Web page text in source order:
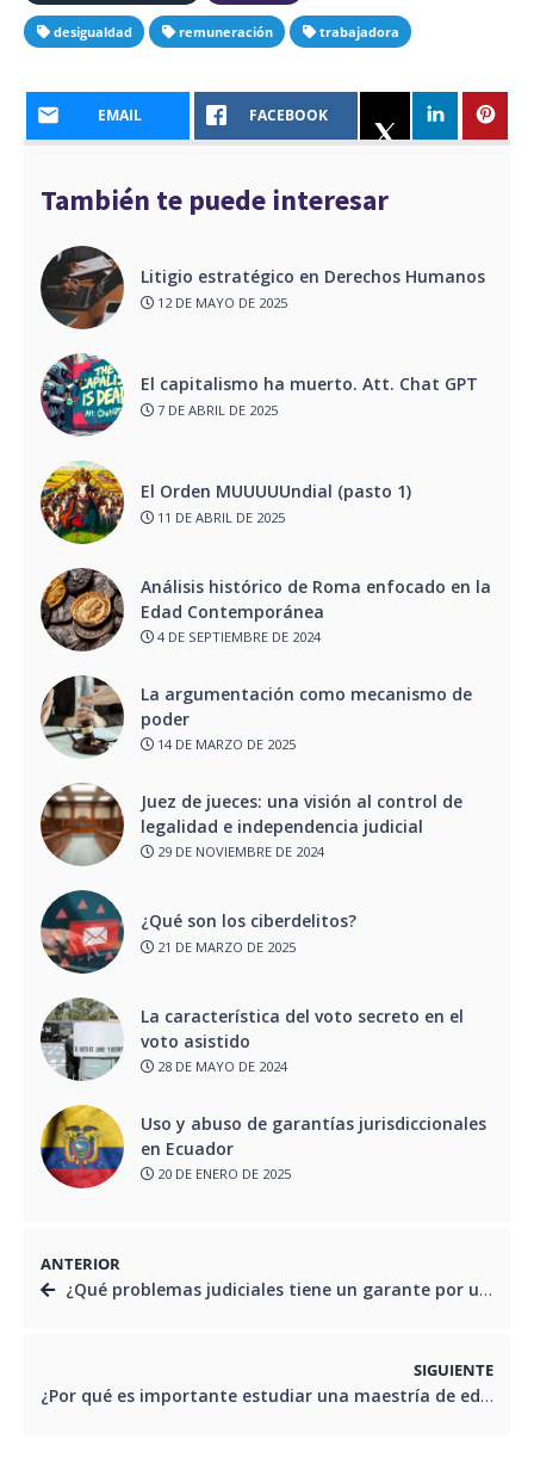
desigualdad remuneración trabajadora
EMAIL FACEBOOK
También te puede interesar
Litigio estratégico en Derechos Humanos
12 DE MAYO DE 2025
El capitalismo ha muerto. Att. Chat GPT
7 DE ABRIL DE 2025
El Orden MUUUUUndial (pasto 1)
11 DE ABRIL DE 2025
Análisis histórico de Roma enfocado en la
Edad Contemporánea
4 DE SEPTIEMBRE DE 2024
La argumentación como mecanismo de
poder
14 DE MARZO DE 2025
Juez de jueces: una visión al control de
legalidad e independencia judicial
29 DE NOVIEMBRE DE 2024
¿Qué son los ciberdelitos?
21 DE MARZO DE 2025
La característica del voto secreto en el
voto asistido
28 DE MAYO DE 2024
Uso y abuso de garantías jurisdiccionales
en Ecuador
20 DE ENERO DE 2025
ANTERIOR
¿Qué problemas judiciales tiene un garante por una deuda impaga de su titular?
SIGUIENTE
¿Por qué es importante estudiar una maestría de educación en Ecuador?